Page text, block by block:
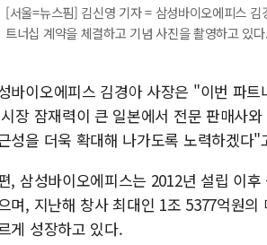
[서울=뉴스핌] 김신영 기자 = 삼성바이오에피스
트너십 계약을 체결하고 기념 사진을 촬영하고
바이오에피스 김경아 사장은 "이번 파
장 잠재력이 큰 일본에서 전문 판매사
성을 더욱 확대해 나가도록 노력하겠다"
, 삼성바이오에피스는 2012년 설립 이
며, 지난해 창사 최대인 1조 5377억원
게 성장하고 있다.